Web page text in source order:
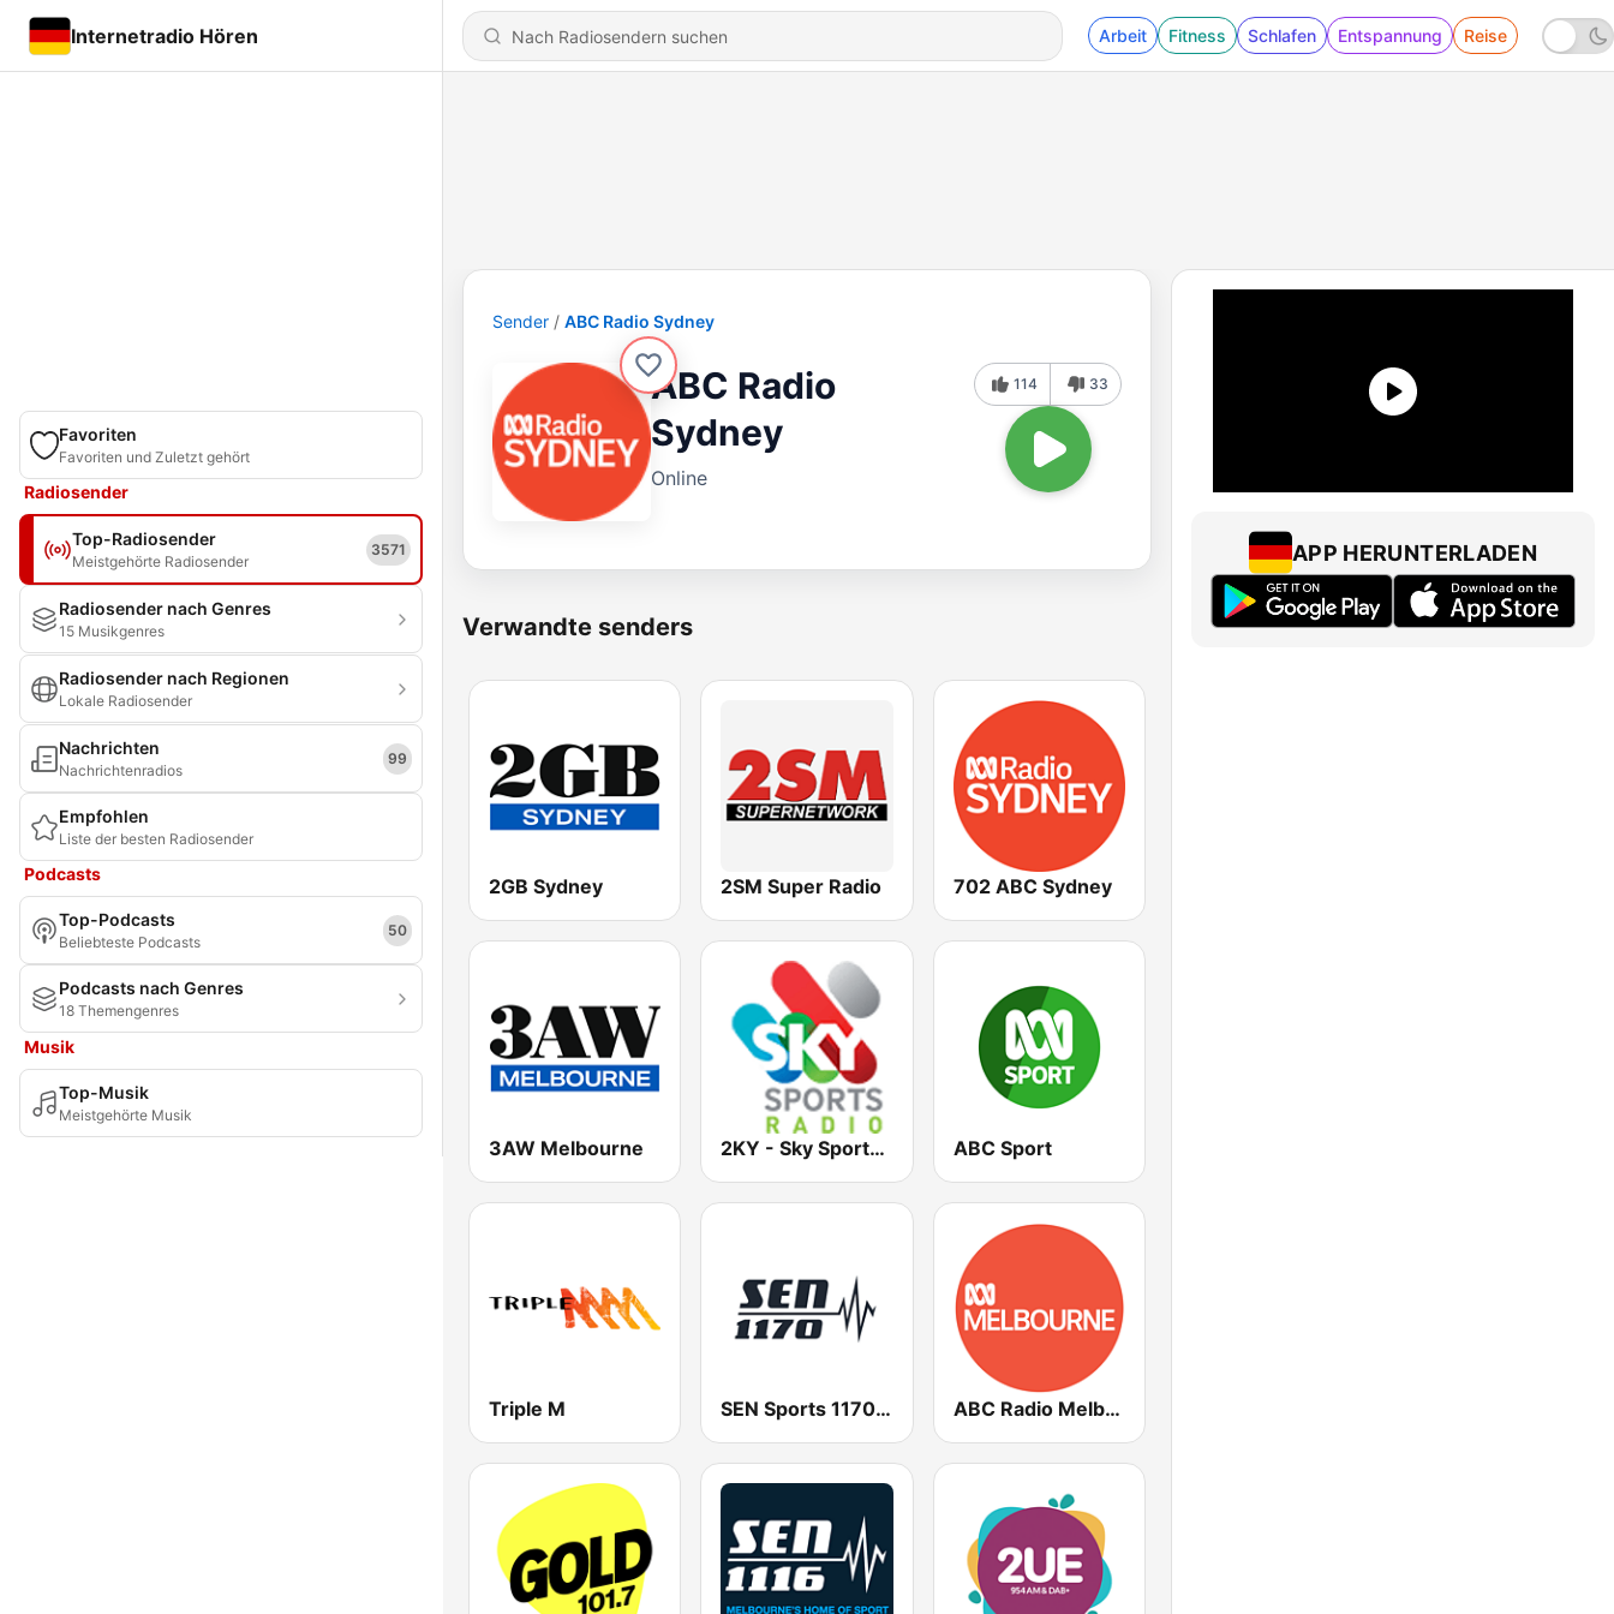
Internetradio Hören Arbeit Fitness Schlafen Entspannung Reise
Favoriten
Favoriten und Zuletzt gehört
Radiosender
Top-Radiosender
Meistgehörte Radiosender
3571
Radiosender nach Genres
15 Musikgenres
Radiosender nach Regionen
Lokale Radiosender
Nachrichten
Nachrichtenradios
99
Empfohlen
Liste der besten Radiosender
Podcasts
Top-Podcasts
Beliebteste Podcasts
50
Podcasts nach Genres
18 Themengenres
Musik
Top-Musik
Meistgehörte Musik
Sender ABC Radio Sydney
ABC Radio
Sydney
Online
114 33
Verwandte senders
2GB Sydney 2SM Super Radio 702 ABC Sydney
3AW Melbourne 2KY - Sky Sports Radio ABC Sport
Triple M SEN Sports 1170 Sydney ABC Radio Melbourne
APP HERUNTERLADEN